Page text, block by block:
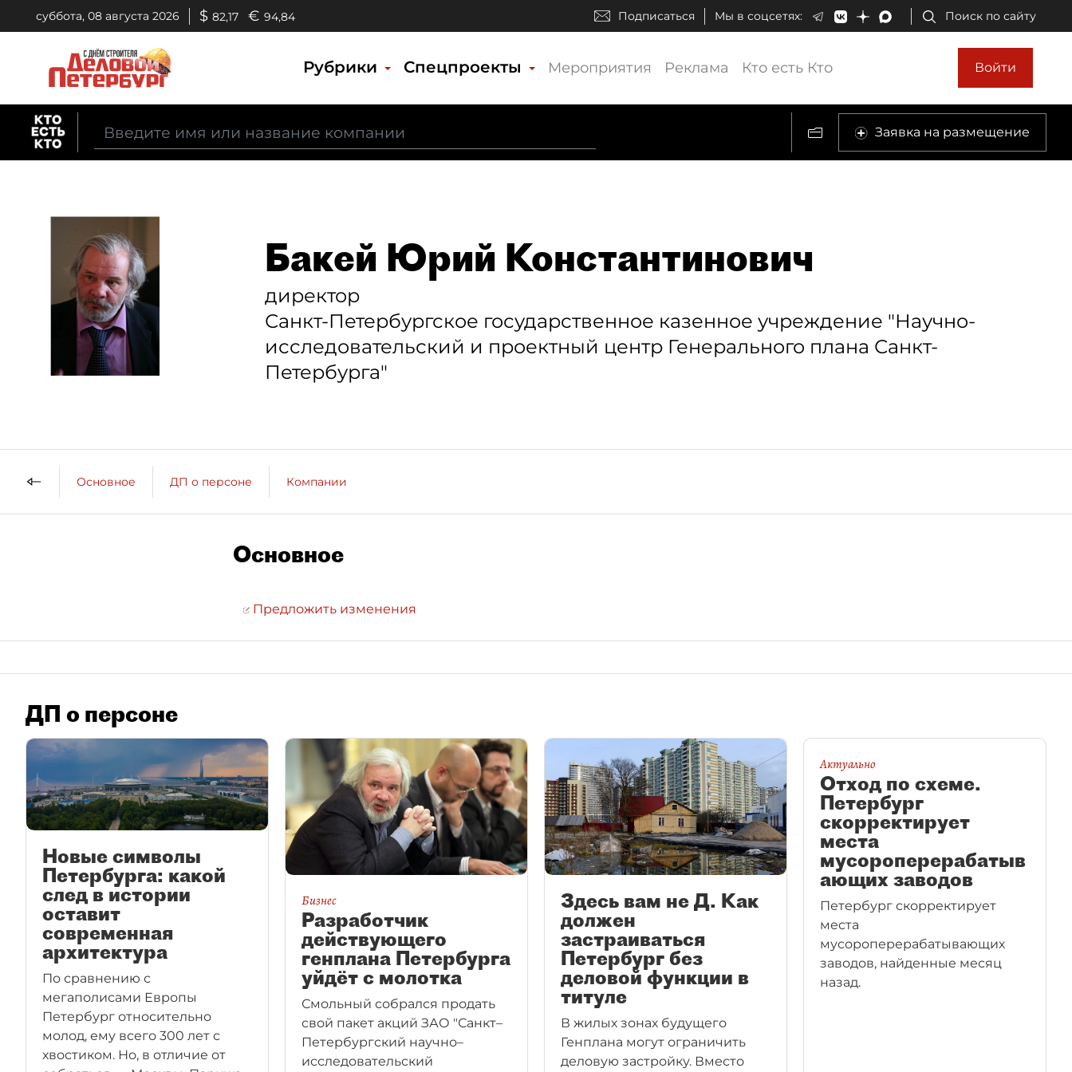
суббота, 08 августа 2026 $ 82,17 € 94,84 Подписаться Мы в соцсетях: Поиск по сайту
Рубрики Спецпроекты Мероприятия Реклама Кто есть Кто Войти
Заявка на размещение
Бакей Юрий Константинович
директор
Санкт-Петербургское государственное казенное учреждение "Научно-
исследовательский и проектный центр Генерального плана Санкт-
Петербурга"
Основное ДП о персоне Компании
Основное
Предложить изменения
ДП о персоне
Новые символы
Петербурга: какой
след в истории
оставит
современная
архитектура
По сравнению с
мегаполисами Европы
Петербург относительно
молод, ему всего 300 лет с
хвостиком. Но, в отличие от
Бизнес
Разработчик
действующего
генплана Петербурга
уйдёт с молотка
Смольный собрался продать
свой пакет акций ЗАО "Санкт–
Петербургский научно–
исследовательский
Здесь вам не Д. Как
должен
застраиваться
Петербург без
деловой функции в
титуле
В жилых зонах будущего
Генплана могут ограничить
деловую застройку. Вместо
Актуально
Отход по схеме.
Петербург
скорректирует
места
мусороперерабатыв
ающих заводов
Петербург скорректирует
места
мусороперерабатывающих
заводов, найденные месяц
назад.